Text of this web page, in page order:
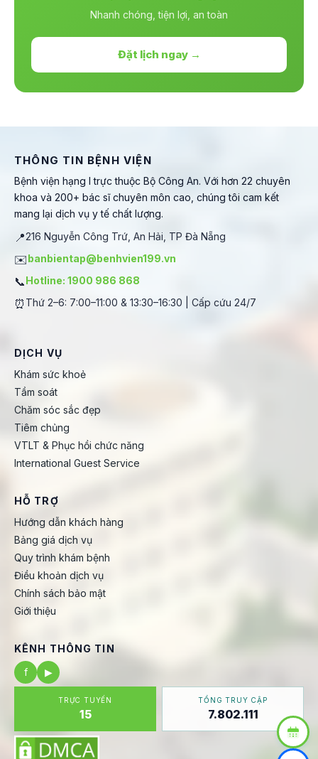
Nhanh chóng, tiện lợi, an toàn
Đặt lịch ngay →
THÔNG TIN BỆNH VIỆN
Bệnh viện hạng I trực thuộc Bộ Công An. Với hơn 22 chuyên
khoa và 200+ bác sĩ chuyên môn cao, chúng tôi cam kết
mang lại dịch vụ y tế chất lượng.
📍216 Nguyễn Công Trứ, An Hải, TP Đà Nẵng
✉️banbientap@benhvien199.vn
📞Hotline: 1900 986 868
⏰ Thứ 2–6: 7:00–11:00 & 13:30–16:30 | Cấp cứu 24/7
DỊCH VỤ
Khám sức khoẻ
Tầm soát
Chăm sóc sắc đẹp
Tiêm chủng
VTLT & Phục hồi chức năng
International Guest Service
HỖ TRỢ
Hướng dẫn khách hàng
Bảng giá dịch vụ
Quy trình khám bệnh
Điều khoản dịch vụ
Chính sách bảo mật
Giới thiệu
KÊNH THÔNG TIN
f
▶
TRỰC TUYẾN
15
TỔNG TRUY CẬP
7.802.111